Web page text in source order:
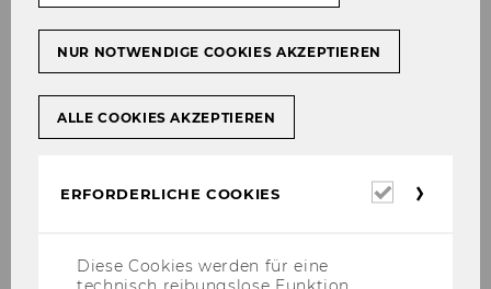
In­for­mie­ren
Ge­spannt auf ak­tu­el­le For­schung?
NUR NOTWENDIGE COOKIES AKZEPTIEREN
ALLE COOKIES AKZEPTIEREN
ERFORDERLICHE COOKIES
Diese Cookies werden für eine